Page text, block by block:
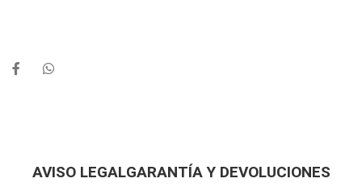
AVISO LEGALGARANTÍA Y DEVOLUCIONES